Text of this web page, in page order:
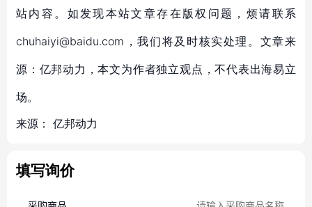
站内容。如发现本站文章存在版权问题，烦请联系
chuhaiyi@baidu.com，我们将及时核实处理。文章来
源：亿邦动力，本文为作者独立观点，不代表出海易立
场。
来源： 亿邦动力
填写询价